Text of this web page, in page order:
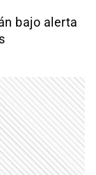
bajo alerta